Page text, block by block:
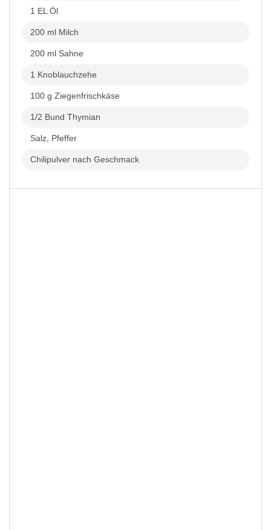
1 EL Öl
200 ml Milch
200 ml Sahne
1 Knoblauchzehe
100 g Ziegenfrischkäse
1/2 Bund Thymian
Salz, Pfeffer
Chilipulver nach Geschmack